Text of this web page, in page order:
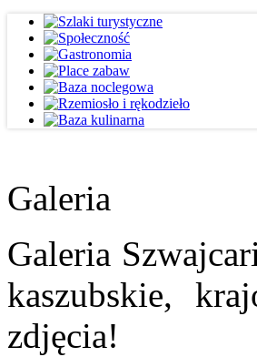
Galeria
Galeria
kaszubskie,
zdjęcia!